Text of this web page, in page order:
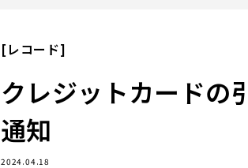
[レコード]
クレジットカードの
通知
2024.04.18